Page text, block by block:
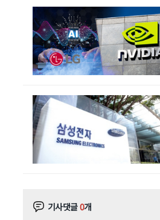
기사댓글0개